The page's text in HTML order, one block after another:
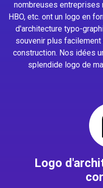
nombreuses entreprises
HBO, etc. ont un logo en
d'architecture typo-
souvenir plus
construction. Nos idées
splendide logo de
Logo